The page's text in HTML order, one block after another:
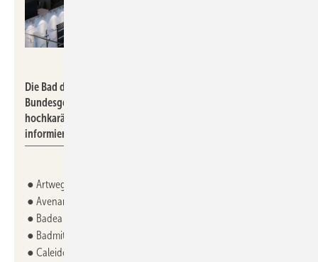
Die Bad direkt findet an wechselnden Orten im gesamten
Bundesgebiet statt. Auf der Messe können sich SHK-Profis bei
hochkarätigen Ausstellern über aktuelle Trends der Branche
informieren.
● Artweger GmbH & Co KG
● Avenarius Bad. Funktion. Design. GmbH + Co. KG
● Badea Badmöbel
● Badmit GmbH
● Caleido srl